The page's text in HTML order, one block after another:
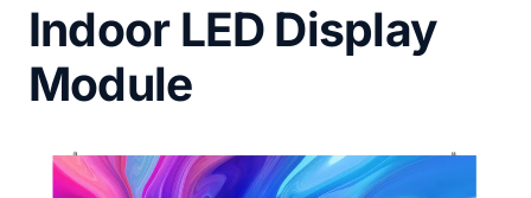
Indoor LED Display
Module